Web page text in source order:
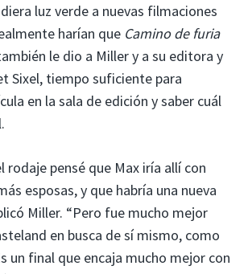
luz verde a nuevas filmaciones
harían que Camino de furia
le dio a Miller y a su editora y
Sixel, tiempo suficiente para
en la sala de edición y saber cuál
rodaje pensé que Max iría allí con
esposas, y que habría una nueva
Miller. “Pero fue mucho mejor
en busca de sí mismo, como
un final que encaja mucho mejor con